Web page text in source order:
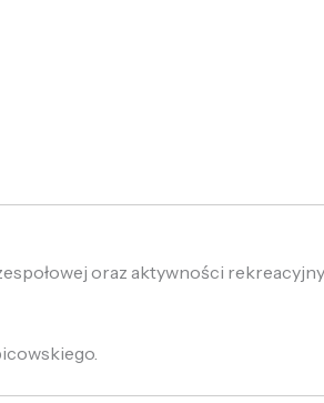
oraz aktywności